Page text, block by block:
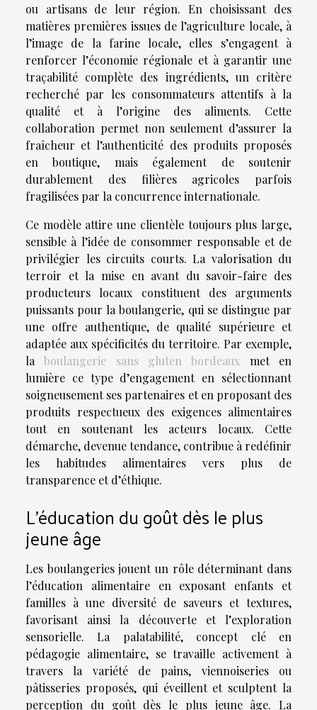
ou artisans de leur région. En choisissant des
matières premières issues de l’agriculture locale, à
l’image de la farine locale, elles s’engagent à
renforcer l’économie régionale et à garantir une
traçabilité complète des ingrédients, un critère
recherché par les consommateurs attentifs à la
qualité et à l’origine des aliments. Cette
collaboration permet non seulement d’assurer la
fraîcheur et l’authenticité des produits proposés
en boutique, mais également de soutenir
durablement des filières agricoles parfois
fragilisées par la concurrence internationale.
Ce modèle attire une clientèle toujours plus large,
sensible à l’idée de consommer responsable et de
privilégier les circuits courts. La valorisation du
terroir et la mise en avant du savoir-faire des
producteurs locaux constituent des arguments
puissants pour la boulangerie, qui se distingue par
une offre authentique, de qualité supérieure et
adaptée aux spécificités du territoire. Par exemple,
laboulangerie sans gluten bordeaux met en
lumière ce type d’engagement en sélectionnant
soigneusement ses partenaires et en proposant des
produits respectueux des exigences alimentaires
tout en soutenant les acteurs locaux. Cette
démarche, devenue tendance, contribue à redéfinir
les habitudes alimentaires vers plus de
transparence et d’éthique.
L’éducation du goût dès le plus
jeune âge
Les boulangeries jouent un rôle déterminant dans
l’éducation alimentaire en exposant enfants et
familles à une diversité de saveurs et textures,
favorisant ainsi la découverte et l’exploration
sensorielle. La palatabilité, concept clé en
pédagogie alimentaire, se travaille activement à
travers la variété de pains, viennoiseries ou
pâtisseries proposés, qui éveillent et sculptent la
perception du goût dès le plus jeune âge. La